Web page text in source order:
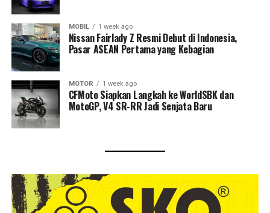
MOBIL 1 week ago
Nissan Fairlady Z Resmi Debut di Indonesia,
Pasar ASEAN Pertama yang Kebagian
MOTOR 1 week ago
CFMoto Siapkan Langkah ke WorldSBK dan
MotoGP, V4 SR-RR Jadi Senjata Baru